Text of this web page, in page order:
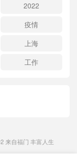
2022
疫情
上海
工作
来自福门 丰富人生